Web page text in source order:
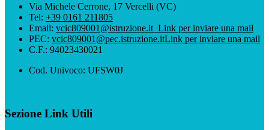
Via Michele Cerrone, 17 Vercelli (VC)
Tel: +39 0161 211805
Email: vcic809001@istruzione.it Link per inviare una mail
PEC: vcic809001@pec.istruzione.itLink per inviare una mail
C.F.: 94023430021
Cod. Univoco: UFSW0J
Sezione Link Utili